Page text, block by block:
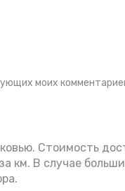
моих
Стоимость
км. В случае